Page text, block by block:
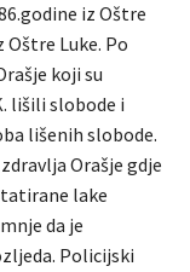
iz Oštre
Oštre Luke. Po
koji su
lišili slobode i
lišenih slobode.
Orašje gdje
lake
da je
Policijski